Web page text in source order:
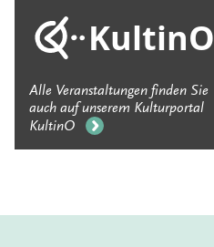
KultinO
Alle Veranstaltungen finden Sie
auch auf unserem Kulturportal
KultinO